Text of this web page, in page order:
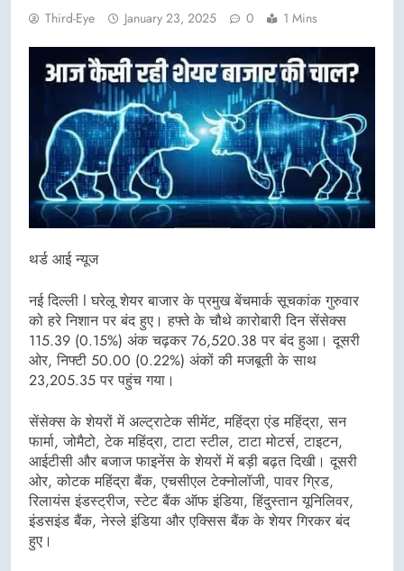
Third-Eye January 23, 2025 0 1 Mins
थर्ड आई न्यूज
नई दिल्ली l घरेलू शेयर बाजार के प्रमुख बेंचमार्क सूचकांक गुरुवार
को हरे निशान पर बंद हुए। हफ्ते के चौथे कारोबारी दिन सेंसेक्स
115.39 (0.15%) अंक चढ़कर 76,520.38 पर बंद हुआ। दूसरी
ओर, निफ्टी 50.00 (0.22%) अंकों की मजबूती के साथ
23,205.35 पर पहुंच गया।
सेंसेक्स के शेयरों में अल्ट्राटेक सीमेंट, महिंद्रा एंड महिंद्रा, सन
फार्मा, जोमैटो, टेक महिंद्रा, टाटा स्टील, टाटा मोटर्स, टाइटन,
आईटीसी और बजाज फाइनेंस के शेयरों में बड़ी बढ़त दिखी। दूसरी
ओर, कोटक महिंद्रा बैंक, एचसीएल टेक्नोलॉजी, पावर ग्रिड,
रिलायंस इंडस्ट्रीज, स्टेट बैंक ऑफ इंडिया, हिंदुस्तान यूनिलिवर,
इंडसइंड बैंक, नेस्ले इंडिया और एक्सिस बैंक के शेयर गिरकर बंद
हुए।